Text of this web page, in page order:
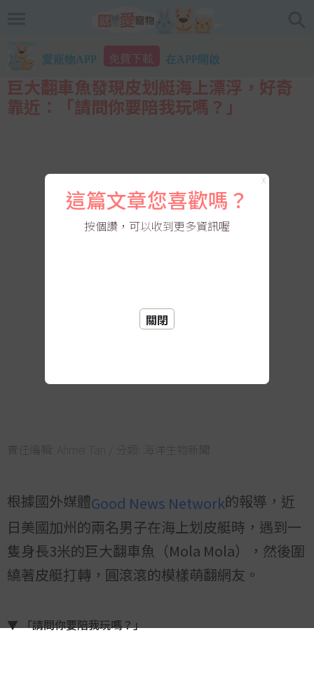
愛寵物APP 免費下載 在APP開啟
巨大翻車魚發現皮划艇海上漂浮，好奇
靠近：「請問你要陪我玩嗎？」
責任編輯: / 分類: 海洋生物新聞
根據國外媒體Good News Network的報導，近
日美國加州的兩名男子在海上划皮艇時，遇到一
隻身長3米的巨大翻車魚（Mola Mola），然後圍
繞著皮艇打轉，圓滾滾的模樣萌翻網友。
▼ 「請問你要陪我玩嗎？」
X
這篇文章您喜歡嗎？
按個讚，可以收到更多資訊喔
關閉